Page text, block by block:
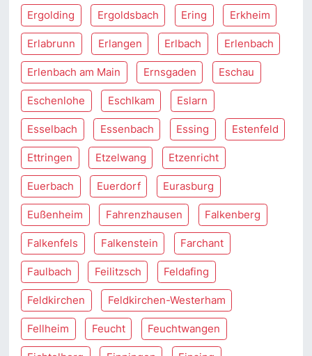
Ergolding Ergoldsbach Ering Erkheim
Erlabrunn Erlangen Erlbach Erlenbach
Erlenbach am Main Ernsgaden Eschau
Eschenlohe Eschlkam Eslarn
Esselbach Essenbach Essing Estenfeld
Ettringen Etzelwang Etzenricht
Euerbach Euerdorf Eurasburg
Eußenheim Fahrenzhausen Falkenberg
Falkenfels Falkenstein Farchant
Faulbach Feilitzsch Feldafing
Feldkirchen Feldkirchen-Westerham
Fellheim Feucht Feuchtwangen